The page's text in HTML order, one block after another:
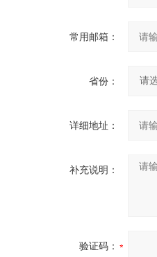
常用邮箱：
省份：
详细地址：
补充说明：
验证码：